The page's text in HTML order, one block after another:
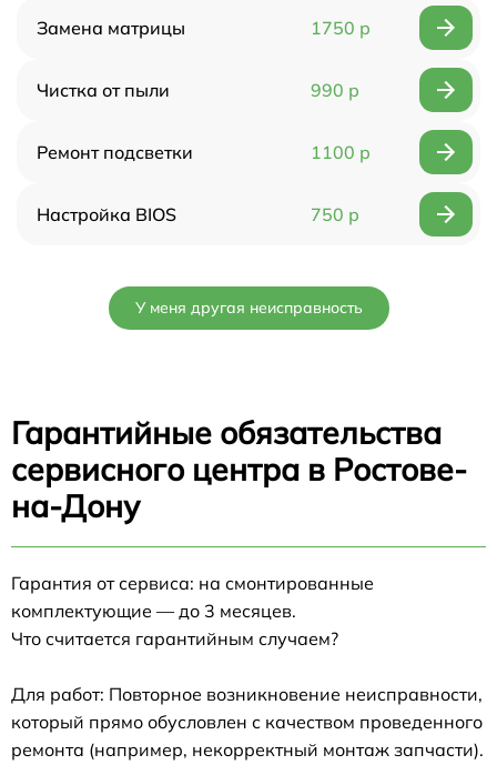
Замена матрицы 1750 р
Чистка от пыли 990 р
Ремонт подсветки 1100 р
Настройка BIOS 750 р
У меня другая неисправность
Гарантийные обязательства
сервисного центра в Ростове-
на-Дону
Гарантия от сервиса: на смонтированные
комплектующие — до 3 месяцев.
Что считается гарантийным случаем?
Для работ: Повторное возникновение неисправности,
который прямо обусловлен с качеством проведенного
ремонта (например, некорректный монтаж запчасти).